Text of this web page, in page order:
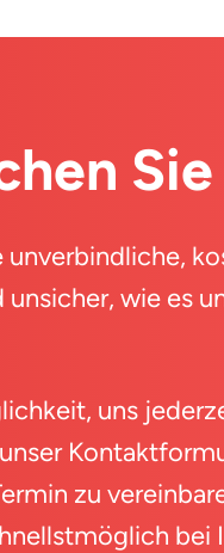
unverbindliche,
unsicher, wie es
uns
zu
bei